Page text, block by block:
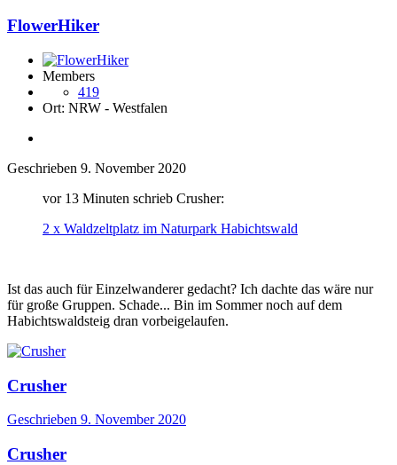
FlowerHiker
Members
419
Ort: NRW - Westfalen
Geschrieben 9. November 2020
vor 13 Minuten schrieb Crusher:
2 x Waldzeltplatz im Naturpark Habichtswald
Ist das auch für Einzelwanderer gedacht? Ich dachte das wäre nur
für große Gruppen. Schade... Bin im Sommer noch auf dem
Habichtswaldsteig dran vorbeigelaufen.
Crusher
Geschrieben 9. November 2020
Crusher